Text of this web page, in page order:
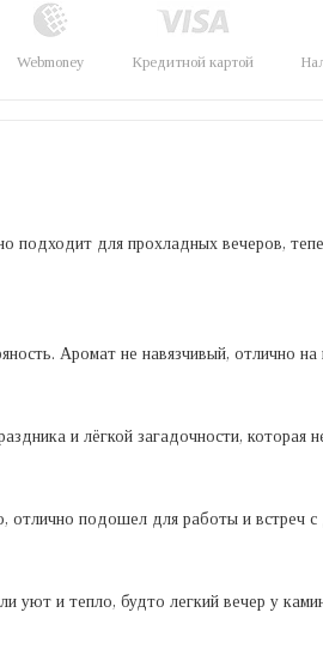
Webmoney Кредитной картой
подходит для прохладных вечеров,
Аромат не навязчивый, отлично
и лёгкой загадочности, которая
подошел для работы и встреч с
уют и тепло, будто легкий вечер у